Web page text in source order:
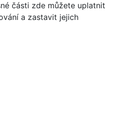
části zde můžete uplatnit
a zastavit jejich